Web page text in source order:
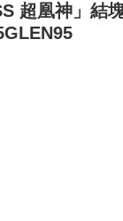
超凰神」結